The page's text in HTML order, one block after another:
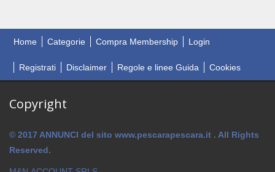
Home Categorie Compra Membership Login
Registrati Disclaimer Regole e linee Guida Cookies
Copyright
© 2017 ANNUNCI del sito www.pescarapescara.it . All Rights
Reserved.